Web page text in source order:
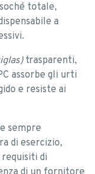
totale,
a
trasparenti,
assorbe gli urti
e resiste ai
sempre
di esercizio,
di